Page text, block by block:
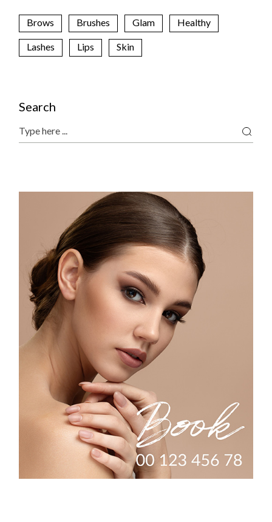
Brows Brushes Glam Healthy
Lashes Lips Skin
Search